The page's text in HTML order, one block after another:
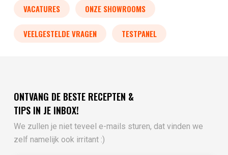
VACATURES ONZE SHOWROOMS
VEELGESTELDE VRAGEN TESTPANEL
ONTVANG DE BESTE RECEPTEN &
TIPS IN JE INBOX!
We zullen je niet teveel e-mails sturen, dat vinden we
zelf namelijk ook irritant :)